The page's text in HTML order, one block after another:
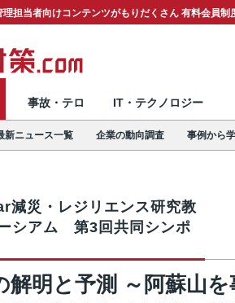
理担当者向けコンテンツがもりだくさん 有料会員制
事故・テロ IT・テクノロジー
新ニュース一覧 企業の動向調査 事例から
災・レジリエンス研究教
シアム 第3回共同シンポ
解明と予測 ～阿蘇山